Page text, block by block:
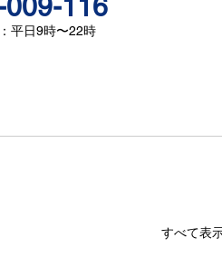
116
平日9時〜22時
すべて表